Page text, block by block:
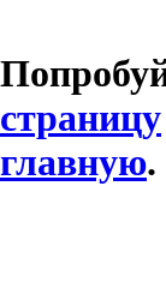
страницу
главную.